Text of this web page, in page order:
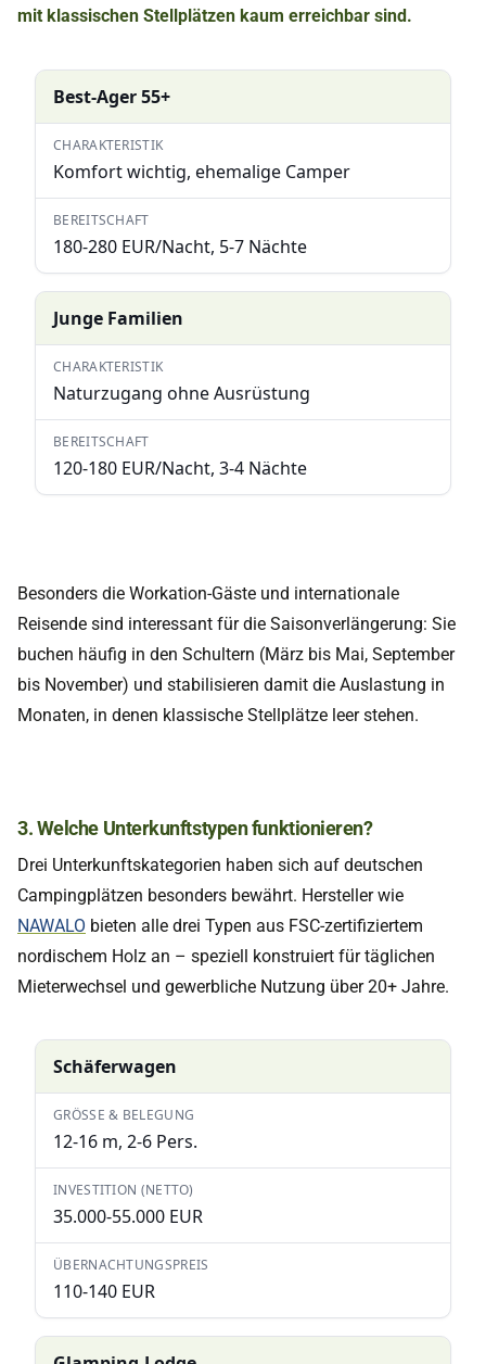
mit klassischen Stellplätzen kaum erreichbar sind.
Besonders die Workation-Gäste und internationale
Reisende sind interessant für die Saisonverlängerung: Sie
buchen häufig in den Schultern (März bis Mai, September
bis November) und stabilisieren damit die Auslastung in
Monaten, in denen klassische Stellplätze leer stehen.
3. Welche Unterkunftstypen funktionieren?
Drei Unterkunftskategorien haben sich auf deutschen
Campingplätzen besonders bewährt. Hersteller wie
NAWALO bieten alle drei Typen aus FSC-zertifiziertem
nordischem Holz an – speziell konstruiert für täglichen
Mieterwechsel und gewerbliche Nutzung über 20+ Jahre.